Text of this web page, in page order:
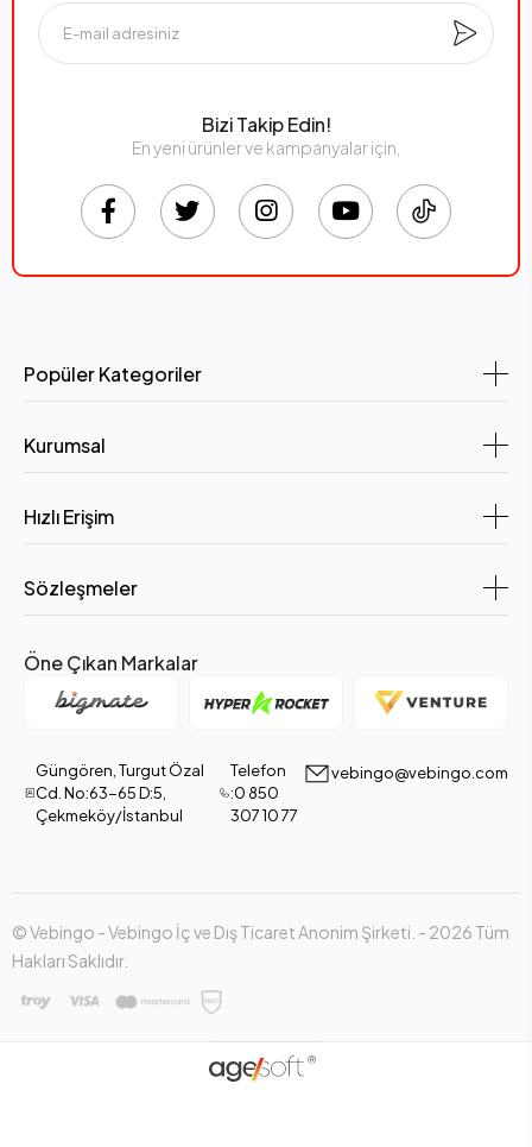
Bizi Takip Edin!
En yeni ürünler ve kampanyalar için,
Popüler Kategoriler
Kurumsal
Hızlı Erişim
Sözleşmeler
Öne Çıkan Markalar
Güngören, Turgut Özal
Cd. No:63-65 D:5,
Çekmeköy/İstanbul
Telefon
:0 850
307 10 77
vebingo@vebingo.com
© Vebingo - Vebingo İç ve Dış Ticaret Anonim Şirketi. - 2026 Tüm
Hakları Saklıdır.